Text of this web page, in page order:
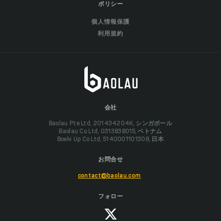
ポリシー
個人情報保護
利用規約
会社
Baolau Pte Ltd, 201434204K, シンガポール
Baolau Co Ltd, 0313838015, ベトナム
Boeki Up Co Ltd, 5140001101308, 日本
お問合せ
contact@baolau.com
フォロー